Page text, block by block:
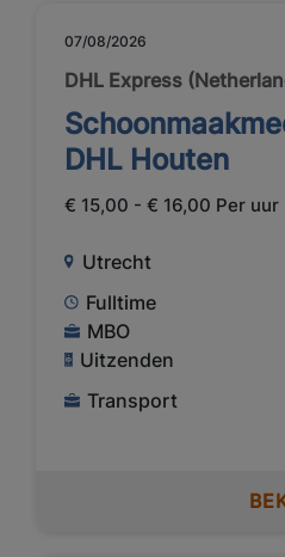
07/08/2026
DHL Express
DHL Houten
€ 15,00 - € 16,00 Per uur
Utrecht
Fulltime
MBO
Uitzenden
Transport